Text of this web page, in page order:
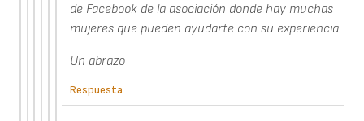
de Facebook de la asociación donde hay muchas
mujeres que pueden ayudarte con su experiencia.
Un abrazo
Respuesta